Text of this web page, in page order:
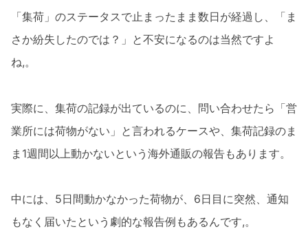
「集荷」のステータスで止まったまま数日が経過し、「ま
さか紛失したのでは？」と不安になるのは当然ですよ
ね,。
実際に、集荷の記録が出ているのに、問い合わせたら「営
業所には荷物がない」と言われるケースや、集荷記録のま
ま1週間以上動かないという海外通販の報告もあります。
中には、5日間動かなかった荷物が、6日目に突然、通知
もなく届いたという劇的な報告例もあるんです,。